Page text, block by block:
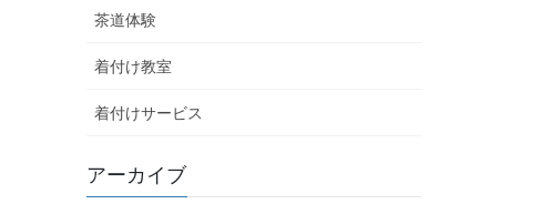
茶道体験
着付け教室
着付けサービス
アーカイブ